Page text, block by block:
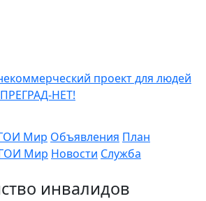
Мир Объявления План
Мир Новости Служба
инвалидов